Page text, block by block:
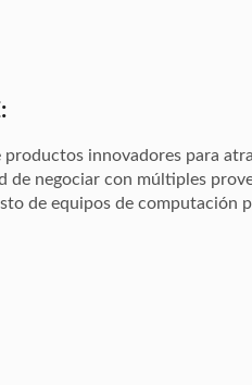
productos innovadores para
de negociar con múltiples
de equipos de computación